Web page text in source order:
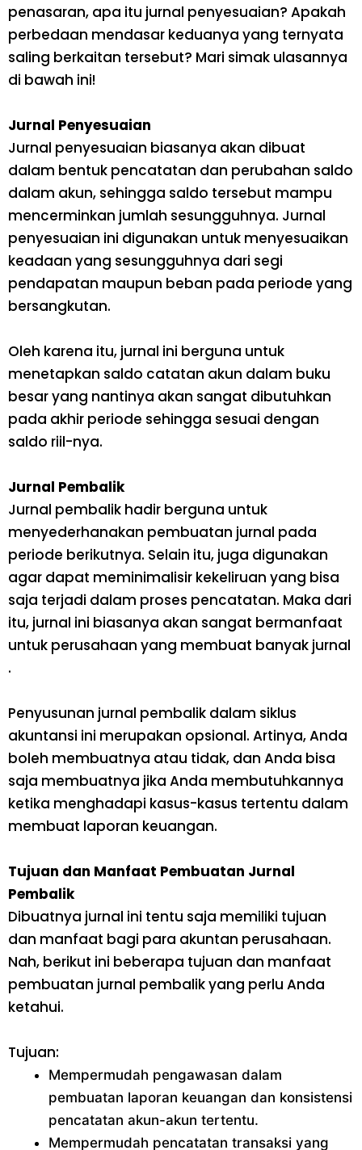
penasaran, apa itu jurnal penyesuaian? Apakah
perbedaan mendasar keduanya yang ternyata
saling berkaitan tersebut? Mari simak ulasannya
di bawah ini!
Jurnal Penyesuaian
Jurnal penyesuaian biasanya akan dibuat
dalam bentuk pencatatan dan perubahan saldo
dalam akun, sehingga saldo tersebut mampu
mencerminkan jumlah sesungguhnya. Jurnal
penyesuaian ini digunakan untuk menyesuaikan
keadaan yang sesungguhnya dari segi
pendapatan maupun beban pada periode yang
bersangkutan.
Oleh karena itu, jurnal ini berguna untuk
menetapkan saldo catatan akun dalam buku
besar yang nantinya akan sangat dibutuhkan
pada akhir periode sehingga sesuai dengan
saldo riil-nya.
Jurnal Pembalik
Jurnal pembalik hadir berguna untuk
menyederhanakan pembuatan jurnal pada
periode berikutnya. Selain itu, juga digunakan
agar dapat meminimalisir kekeliruan yang bisa
saja terjadi dalam proses pencatatan. Maka dari
itu, jurnal ini biasanya akan sangat bermanfaat
untuk perusahaan yang membuat banyak jurnal
.
Penyusunan jurnal pembalik dalam siklus
akuntansi ini merupakan opsional. Artinya, Anda
boleh membuatnya atau tidak, dan Anda bisa
saja membuatnya jika Anda membutuhkannya
ketika menghadapi kasus-kasus tertentu dalam
membuat laporan keuangan.
Tujuan dan Manfaat Pembuatan Jurnal
Pembalik
Dibuatnya jurnal ini tentu saja memiliki tujuan
dan manfaat bagi para akuntan perusahaan.
Nah, berikut ini beberapa tujuan dan manfaat
pembuatan jurnal pembalik yang perlu Anda
ketahui.
Tujuan:
Mempermudah pengawasan dalam
pembuatan laporan keuangan dan konsistensi
pencatatan akun-akun tertentu.
Mempermudah pencatatan transaksi yang